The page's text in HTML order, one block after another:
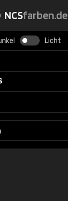
NCSfarben.de
Licht